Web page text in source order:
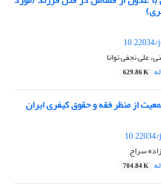
علی نجفی توانا
629.86 K
از منظر فقه و حقوق کیفری ایران
سراج
704.84 K